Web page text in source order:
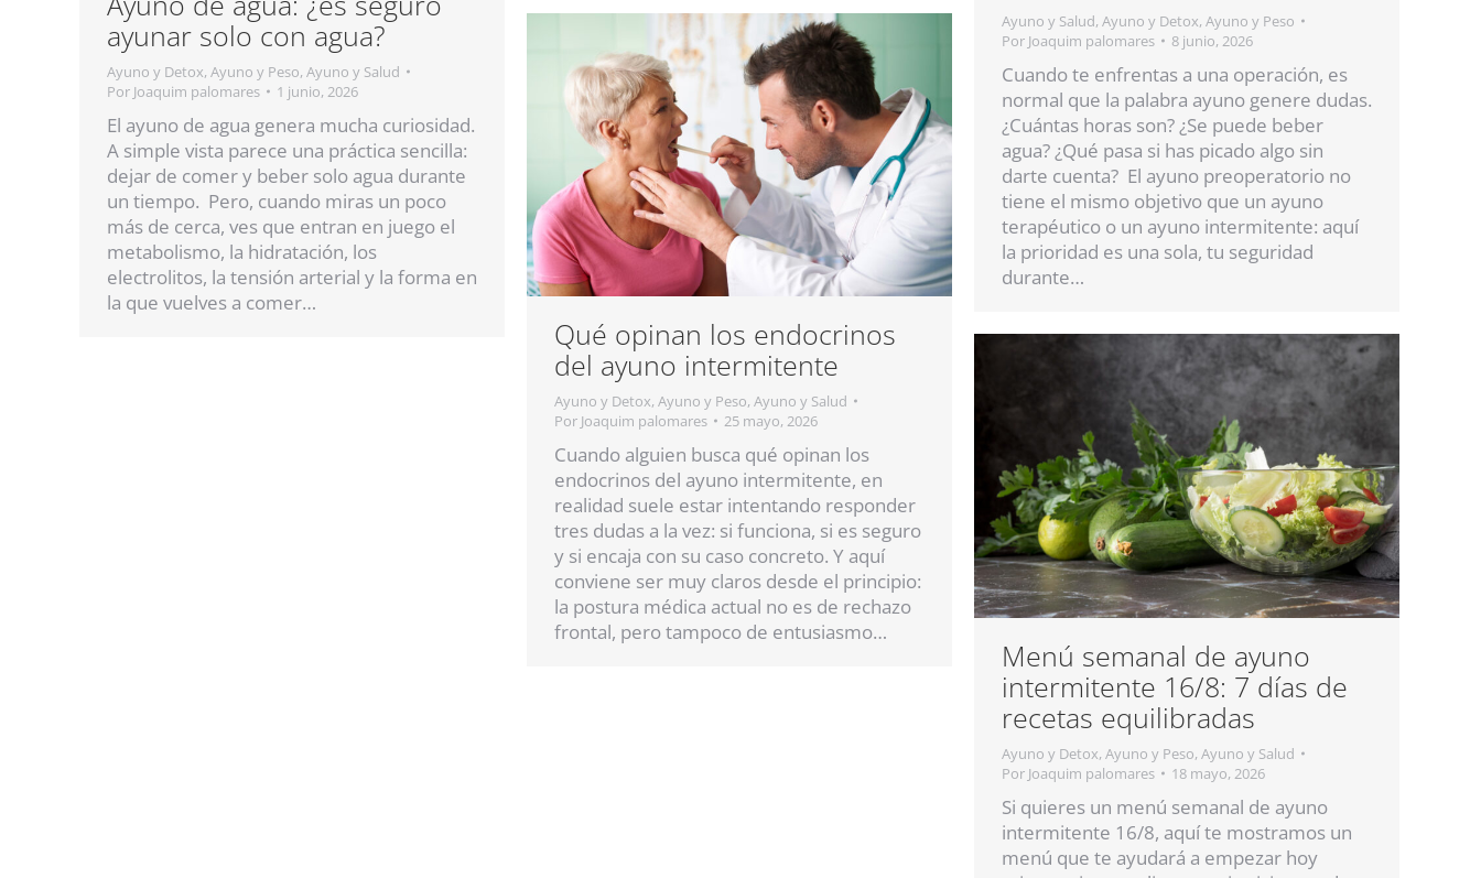
Ayuno y Salud, Ayuno y Detox, Ayuno y Peso
Por Joaquim palomares 8 junio, 2026
Cuando te enfrentas a una operación, es
normal que la palabra ayuno genere dudas.
¿Cuántas horas son? ¿Se puede beber
agua? ¿Qué pasa si has picado algo sin
darte cuenta? El ayuno preoperatorio no
tiene el mismo objetivo que un ayuno
terapéutico o un ayuno intermitente: aquí
la prioridad es una sola, tu seguridad
durante…
ayunar solo con agua?
Ayuno y Detox, Ayuno y Peso, Ayuno y Salud
Por Joaquim palomares 1 junio, 2026
El ayuno de agua genera mucha curiosidad.
A simple vista parece una práctica sencilla:
dejar de comer y beber solo agua durante
un tiempo. Pero, cuando miras un poco
más de cerca, ves que entran en juego el
metabolismo, la hidratación, los
electrolitos, la tensión arterial y la forma en
la que vuelves a comer…
Qué opinan los endocrinos
del ayuno intermitente
Ayuno y Detox, Ayuno y Peso, Ayuno y Salud
Por Joaquim palomares 25 mayo, 2026
Cuando alguien busca qué opinan los
endocrinos del ayuno intermitente, en
realidad suele estar intentando responder
tres dudas a la vez: si funciona, si es seguro
y si encaja con su caso concreto. Y aquí
conviene ser muy claros desde el principio:
la postura médica actual no es de rechazo
frontal, pero tampoco de entusiasmo…
Menú semanal de ayuno
intermitente 16/8: 7 días de
recetas equilibradas
Ayuno y Detox, Ayuno y Peso, Ayuno y Salud
Por Joaquim palomares 18 mayo, 2026
Si quieres un menú semanal de ayuno
intermitente 16/8, aquí te mostramos un
menú que te ayudará a empezar hoy